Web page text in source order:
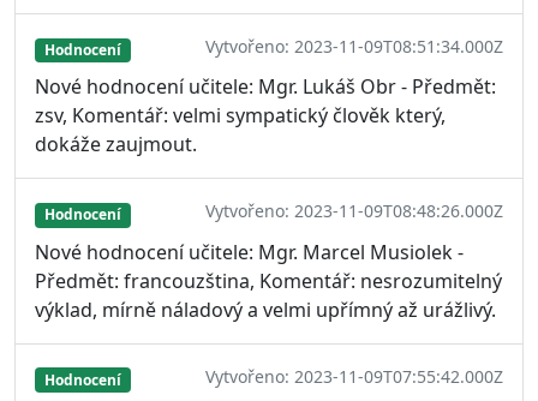
Hodnocení Vytvořeno: 2023-11-09T08:51:34.000Z
Nové hodnocení učitele: Mgr. Lukáš Obr - Předmět:
zsv, Komentář: velmi sympatický člověk který,
dokáže zaujmout.
Hodnocení Vytvořeno: 2023-11-09T08:48:26.000Z
Nové hodnocení učitele: Mgr. Marcel Musiolek -
Předmět: francouzština, Komentář: nesrozumitelný
výklad, mírně náladový a velmi upřímný až urážlivý.
Hodnocení Vytvořeno: 2023-11-09T07:55:42.000Z